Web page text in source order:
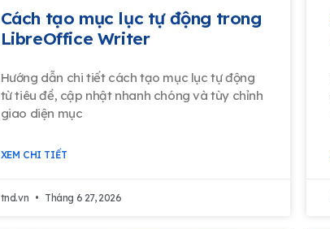
Cách tạo mục lục tự động trong
LibreOffice Writer
Hướng dẫn chi tiết cách tạo mục lục tự động
từ tiêu đề, cập nhật nhanh chóng và tùy chỉnh
giao diện mục
XEM CHI TIẾT
tnd.vn Tháng 6 27, 2026